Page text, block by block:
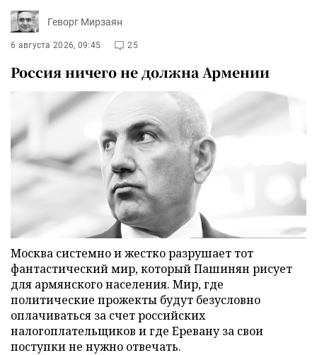
Геворг Мирзаян
6 августа 2026, 09:45 25
Россия ничего не должна Армении
Москва системно и жестко разрушает тот
фантастический мир, который Пашинян рисует
для армянского населения. Мир, где
политические прожекты будут безусловно
оплачиваться за счет российских
налогоплательщиков и где Еревану за свои
поступки не нужно отвечать.